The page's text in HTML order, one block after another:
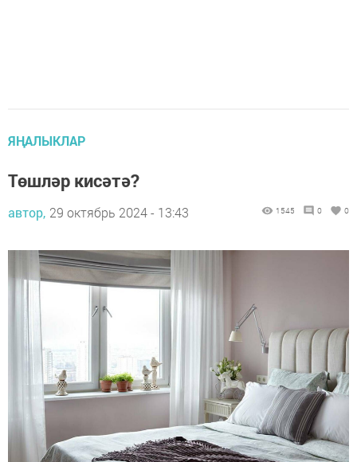
ЯҢАЛЫКЛАР
Төшләр кисәтә?
автор, 29 октябрь 2024 - 13:43 1545 0 0